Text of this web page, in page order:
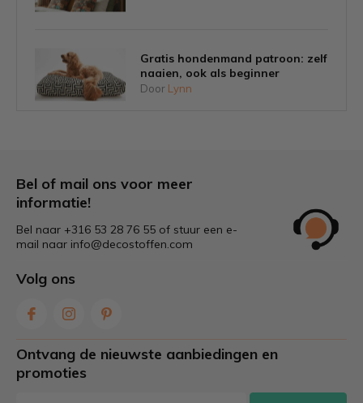
Gratis hondenmand patroon: zelf
naaien, ook als beginner
Door Lynn
Welke stof is het beste voor
tuinkussens?
stap & tips voor de juiste stof
DoorLynn
Bel of mail ons voor meer
informatie!
Bel naar +316 53 28 76 55 of stuur een e-
mail naar info@decostoffen.com
Volg ons
Ontvang de nieuwste aanbiedingen en
promoties